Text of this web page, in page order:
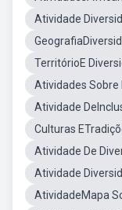
Atividade
TerritórioE
Atividades Sobre
Atividade
Culturas
Atividade De
Atividade
AtividadeMapa